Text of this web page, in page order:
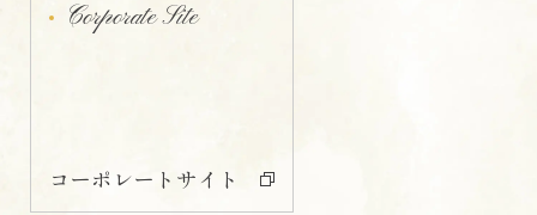
Corporate Site
コーポレートサイト